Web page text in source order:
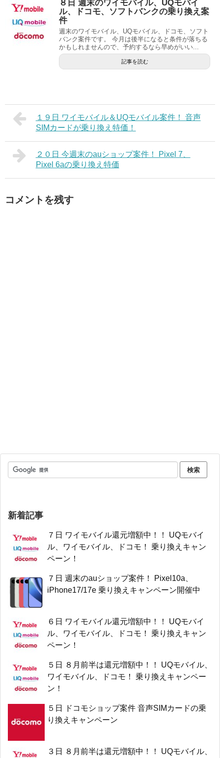
８日 週末のワイモバイル、UQモバイ
ル、ドコモ、ソフトバンクの乗り換え案
件
週末のワイモバイル、UQモバイル、ドコモ、ソフト
バンク案件です。 今月は後半になると条件が落ちる
かもしれませんので、予約するなら早めがいい...
記事を読む
１９日 ワイモバイル＆UQモバイル案件！ 音声
SIMカードが乗り換え特価！
２０日 今週末のauショップ案件！ Pixel 7、
Pixel 6aの乗り換え特価
コメントを残す
新着記事
７日 ワイモバイル還元増額中！！ UQモバイ
ル、ワイモバイル、ドコモ！ 乗り換えキャン
ペーン！
７日 週末のauショップ案件！ Pixel10a、
iPhone17/17e 乗り換えキャンペーン開催中
６日 ワイモバイル還元増額中！！ UQモバイ
ル、ワイモバイル、ドコモ！ 乗り換えキャン
ペーン！
５日 ８月前半は還元増額中！！ UQモバイル、
ワイモバイル、ドコモ！ 乗り換えキャンペー
ン！
５日 ドコモショップ案件 音声SIMカードの乗
り換えキャンペーン
３日 ８月前半は還元増額中！！ UQモバイル、